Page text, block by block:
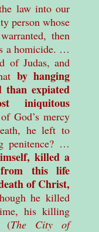
law into our
person whose
then
a homicide. …
of Judas, and
by hanging
than expiated
iniquitous
God’s mercy
he left to
penitence? …
killed a
this life
of Christ,
he killed
his killing
(The City of